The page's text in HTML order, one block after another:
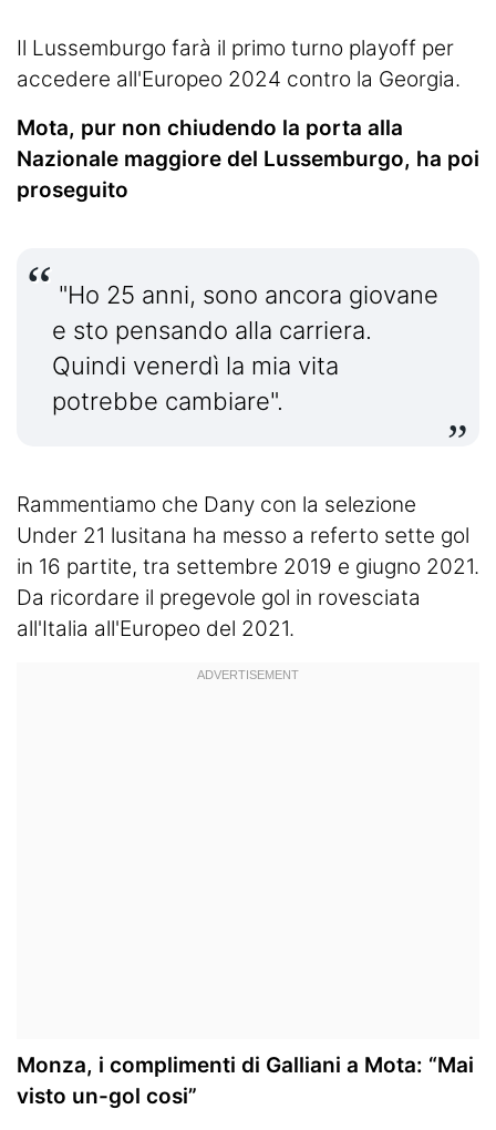
Il Lussemburgo farà il primo turno playoff per
accedere all'Europeo 2024 contro la Georgia.
Mota, pur non chiudendo la porta alla
Nazionale maggiore del Lussemburgo, ha poi
proseguito
"Ho 25 anni, sono ancora giovane
e sto pensando alla carriera.
Quindi venerdì la mia vita
potrebbe cambiare".
Rammentiamo che Dany con la selezione
Under 21 lusitana ha messo a referto sette gol
in 16 partite, tra settembre 2019 e giugno 2021.
Da ricordare il pregevole gol in rovesciata
all'Italia all'Europeo del 2021.
Monza, i complimenti di Galliani a Mota: “Mai
visto un-gol cosi”